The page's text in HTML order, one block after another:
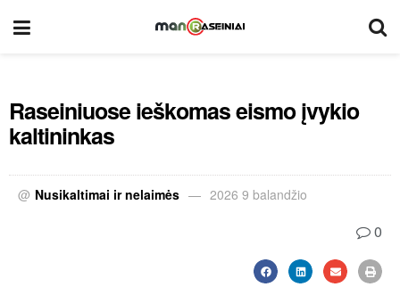
Raseiniuose ieškomas eismo įvykio
kaltininkas
@ Nusikaltimai ir nelaimės 2026 9 balandžio
0